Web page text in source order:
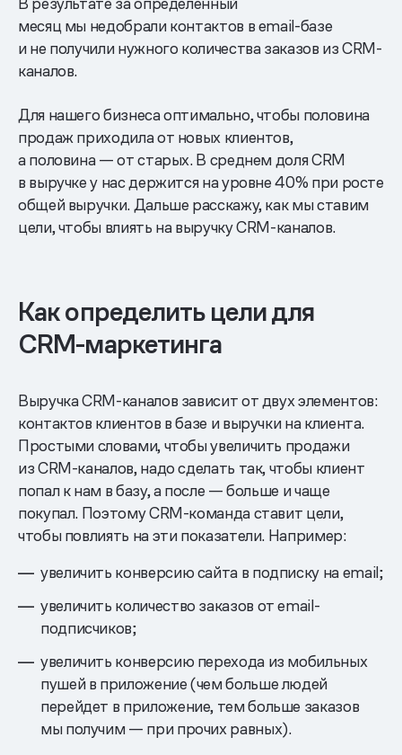
месяц мы недобрали контактов в email-базе
и не получили нужного количества заказов из CRM-
каналов.
Для нашего бизнеса оптимально, чтобы половина
продаж приходила от новых клиентов,
а половина — от старых. В среднем доля CRM
в выручке у нас держится на уровне 40% при росте
общей выручки. Дальше расскажу, как мы ставим
цели, чтобы влиять на выручку CRM-каналов.
Как определить цели для
CRM-маркетинга
Выручка CRM-каналов зависит от двух элементов:
контактов клиентов в базе и выручки на клиента.
Простыми словами, чтобы увеличить продажи
из CRM-каналов, надо сделать так, чтобы клиент
попал к нам в базу, а после — больше и чаще
покупал. Поэтому CRM-команда ставит цели,
чтобы повлиять на эти показатели. Например:
увеличить конверсию сайта в подписку на email;
увеличить количество заказов от email-
подписчиков;
увеличить конверсию перехода из мобильных
пушей в приложение (чем больше людей
перейдет в приложение, тем больше заказов
мы получим — при прочих равных).